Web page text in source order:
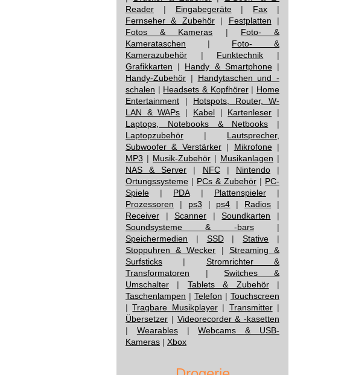
Reader | Eingabegeräte| Fax |
Fernseher & Zubehör| Festplatten |
Fotos & Kameras | Foto- &
Kamerataschen | Foto- &
Kamerazubehör | Funktechnik |
Grafikkarten | Handy & Smartphone|
Handy-Zubehör | Handytaschen und -
schalen | Headsets & Kopfhörer| Home
Entertainment | Hotspots, Router, W-
LAN & WAPs | Kabel| Kartenleser |
Laptops, Notebooks & Netbooks |
Laptopzubehör | Lautsprecher,
Subwoofer & Verstärker| Mikrofone|
MP3 | Musik-Zubehör | Musikanlagen |
NAS & Server | NFC| Nintendo|
Ortungssysteme | PCs & Zubehör | PC-
Spiele | PDA| Plattenspieler|
Prozessoren | ps3 | ps4 | Radios |
Receiver |Scanner |Soundkarten |
Soundsysteme & -bars|
Speichermedien | SSD|Stative |
Stoppuhren & Wecker | Streaming &
Surfsticks | Stromrichter &
Transformatoren |Switches &
Umschalter | Tablets & Zubehör|
Taschenlampen | Telefon | Touchscreen
|Tragbare Musikplayer| Transmitter|
Übersetzer | Videorecorder & -kasetten
| Wearables|Webcams & USB-
Kameras | Xbox